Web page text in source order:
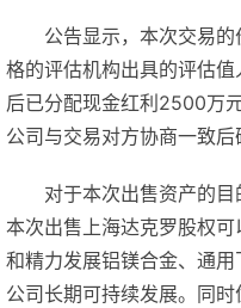
公告显示，本次交易
格的评估机构出具的评估
后已分配现金红利2500万
公司与交易对方协商一致后
对于本次出售资产的
本次出售上海达克罗股权
和精力发展铝镁合金、通
公司长期可持续发展。同